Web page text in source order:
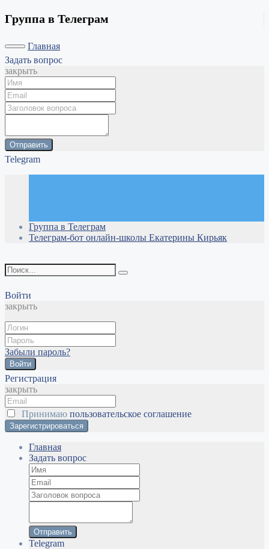
Группа в Телеграм
Главная
Задать вопрос
закрыть
Отправить
Telegram
Группа в Телеграм
Телеграм-бот онлайн-школы Екатерины Кирьяк
Войти
закрыть
Забыли пароль?
Войти
Регистрация
закрыть
Принимаю пользовательское соглашение
Главная
Задать вопрос
Отправить
Telegram